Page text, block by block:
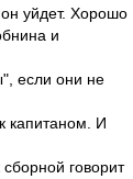
уйдет. Хорошо
и
если они не
капитаном. И
говорит